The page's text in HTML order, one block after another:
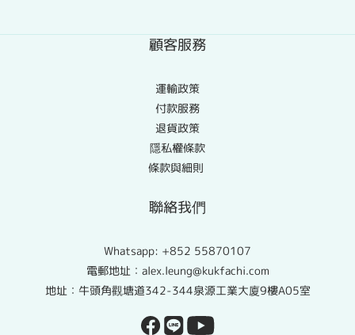
顧客服務
運輸政策
付款服務
退貨政策
隱私權條款
條款與細則
聯絡我們
Whatsapp: +852 55870107
電郵地址：alex.leung@kukfachi.com
地址：牛頭角觀塘道342-344泉源工業大廈9樓A05室